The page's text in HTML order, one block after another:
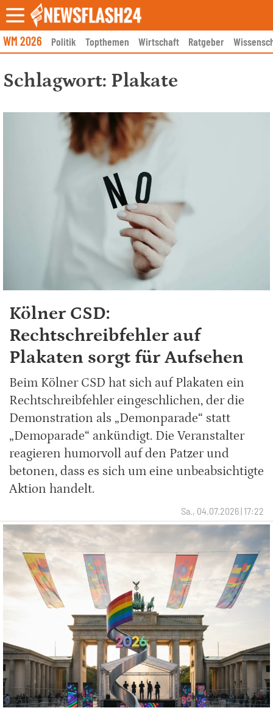
Skip
to
content
WM 2026 Politik Topthemen Wirtschaft Ratgeber
Schlagwort: Plakate
Kölner CSD:
Rechtschreibfehler auf
Plakaten sorgt für Aufsehen
Beim Kölner CSD hat sich auf Plakaten ein
Rechtschreibfehler eingeschlichen, der die
Demonstration als „Demonparade“ statt
„Demoparade“ ankündigt. Die Veranstalter
reagieren humorvoll auf den Patzer und
betonen, dass es sich um eine unbeabsichtigte
Aktion handelt.
Sa., 04.07.2026 | 17:22